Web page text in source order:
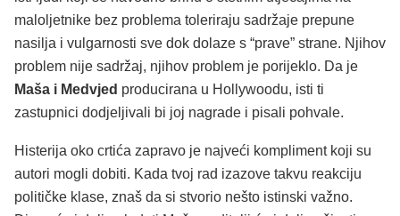
maloljetnike bez problema toleriraju sadržaje prepune
nasilja i vulgarnosti sve dok dolaze s “prave” strane. Njihov
problem nije sadržaj, njihov problem je porijeklo. Da je
Maša i Medvjed producirana u Hollywoodu, isti ti
zastupnici dodjeljivali bi joj nagrade i pisali pohvale.
Histerija oko crtića zapravo je najveći kompliment koji su
autori mogli dobiti. Kada tvoj rad izazove takvu reakciju
političke klase, znaš da si stvorio nešto istinski važno.